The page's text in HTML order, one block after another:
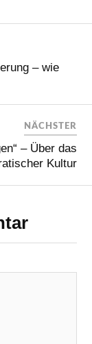
– wie
NÄCHSTER
– Über das
Kultur